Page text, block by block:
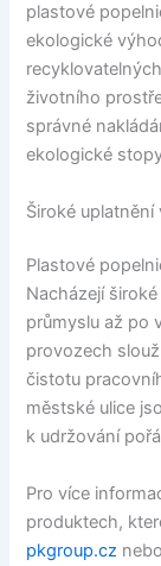
plastové
ekologické
životního
správné
ekologické
Široké
Plastové
Nacházejí
průmyslu až po
provozech
čistotu
městské ulice
k udržování
Pro více
produktech,
pkgroup.cz